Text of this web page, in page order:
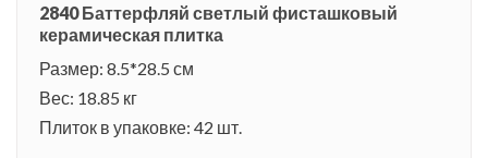
2840 Баттерфляй светлый фисташковый
керамическая плитка
Размер: 8.5*28.5 см
Вес: 18.85 кг
Плиток в упаковке: 42 шт.